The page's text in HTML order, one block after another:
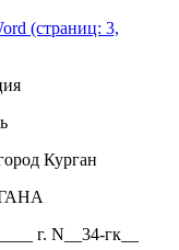
(страниц: 3,
Курган
г. N__34-гк__